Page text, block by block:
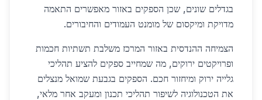
בגדלים שונים, שכן הספקים באזור מאפשרים התאמה
מדויקת ומיקסום של מומנט העמודים והחיבורים.
הצמיחה ההנדסית באזור המרכז משלבת תשתיות חכמות
ופרויקטים ירוקים, מה שמחייב ספקים להציע תהליכי
גלייה ירוק ומיחזור חכם. הספקים בגבעת שמואל מנצלים
את הטכנולוגיה לשיפור תהליכי תכנון ומעקב אחר מלאי,